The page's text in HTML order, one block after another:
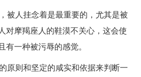
被人挂念着是最重要的，尤其是被
对摩羯座人的鞋漠不关心，这会使
一种被污辱的感觉。
原则和坚定的咸实和依据来判断一